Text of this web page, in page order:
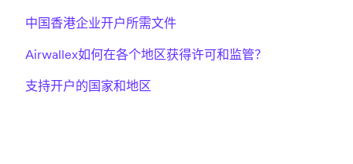
中国香港企业开户所需文件
Airwallex如何在各个地区获得许可和监管？
支持开户的国家和地区